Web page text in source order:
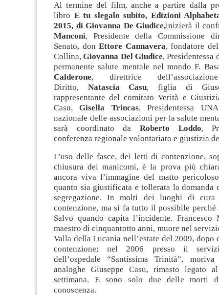
Al termine del film, anche a partire dalla
libro E tu slegalo subito, Edizioni
2015, di Giovanna De Giudice,inizierà il
Manconi, Presidente della Commissione
Senato, donEttore Cannavera, fondatore
Collina,Giovanna Del Giudice, Presidentessa
permanente salute mentale nel mondo F.
Calderone, direttrice
Diritto, Natascia Casu, figlia di
rappresentante del comitato Verità e
Casu,Gisella Trincas, Presidentessa
nazionale delle associazioni per la salute
sarà coordinato da Roberto Loddo,
conferenza regionale volontariato e giustizia
L’uso delle fasce, dei letti di contenzione,
chiusura dei manicomi, è la prova più
ancora viva l’immagine del matto
quanto sia giustificata e tollerata la
segregazione. In molti dei luoghi di
contenzione, ma si fa tutto il possibile perché
Salvo quando capita l’incidente. Francesco
maestro di cinquantotto anni, muore nel
Valla della Lucania nell’estate del 2009,
contenzione; nel 2006 presso il
dell’ospedale “Santissima Trinità”,
analoghe Giuseppe Casu, rimasto legato
settimana. E sono solo due delle morti
conoscenza.